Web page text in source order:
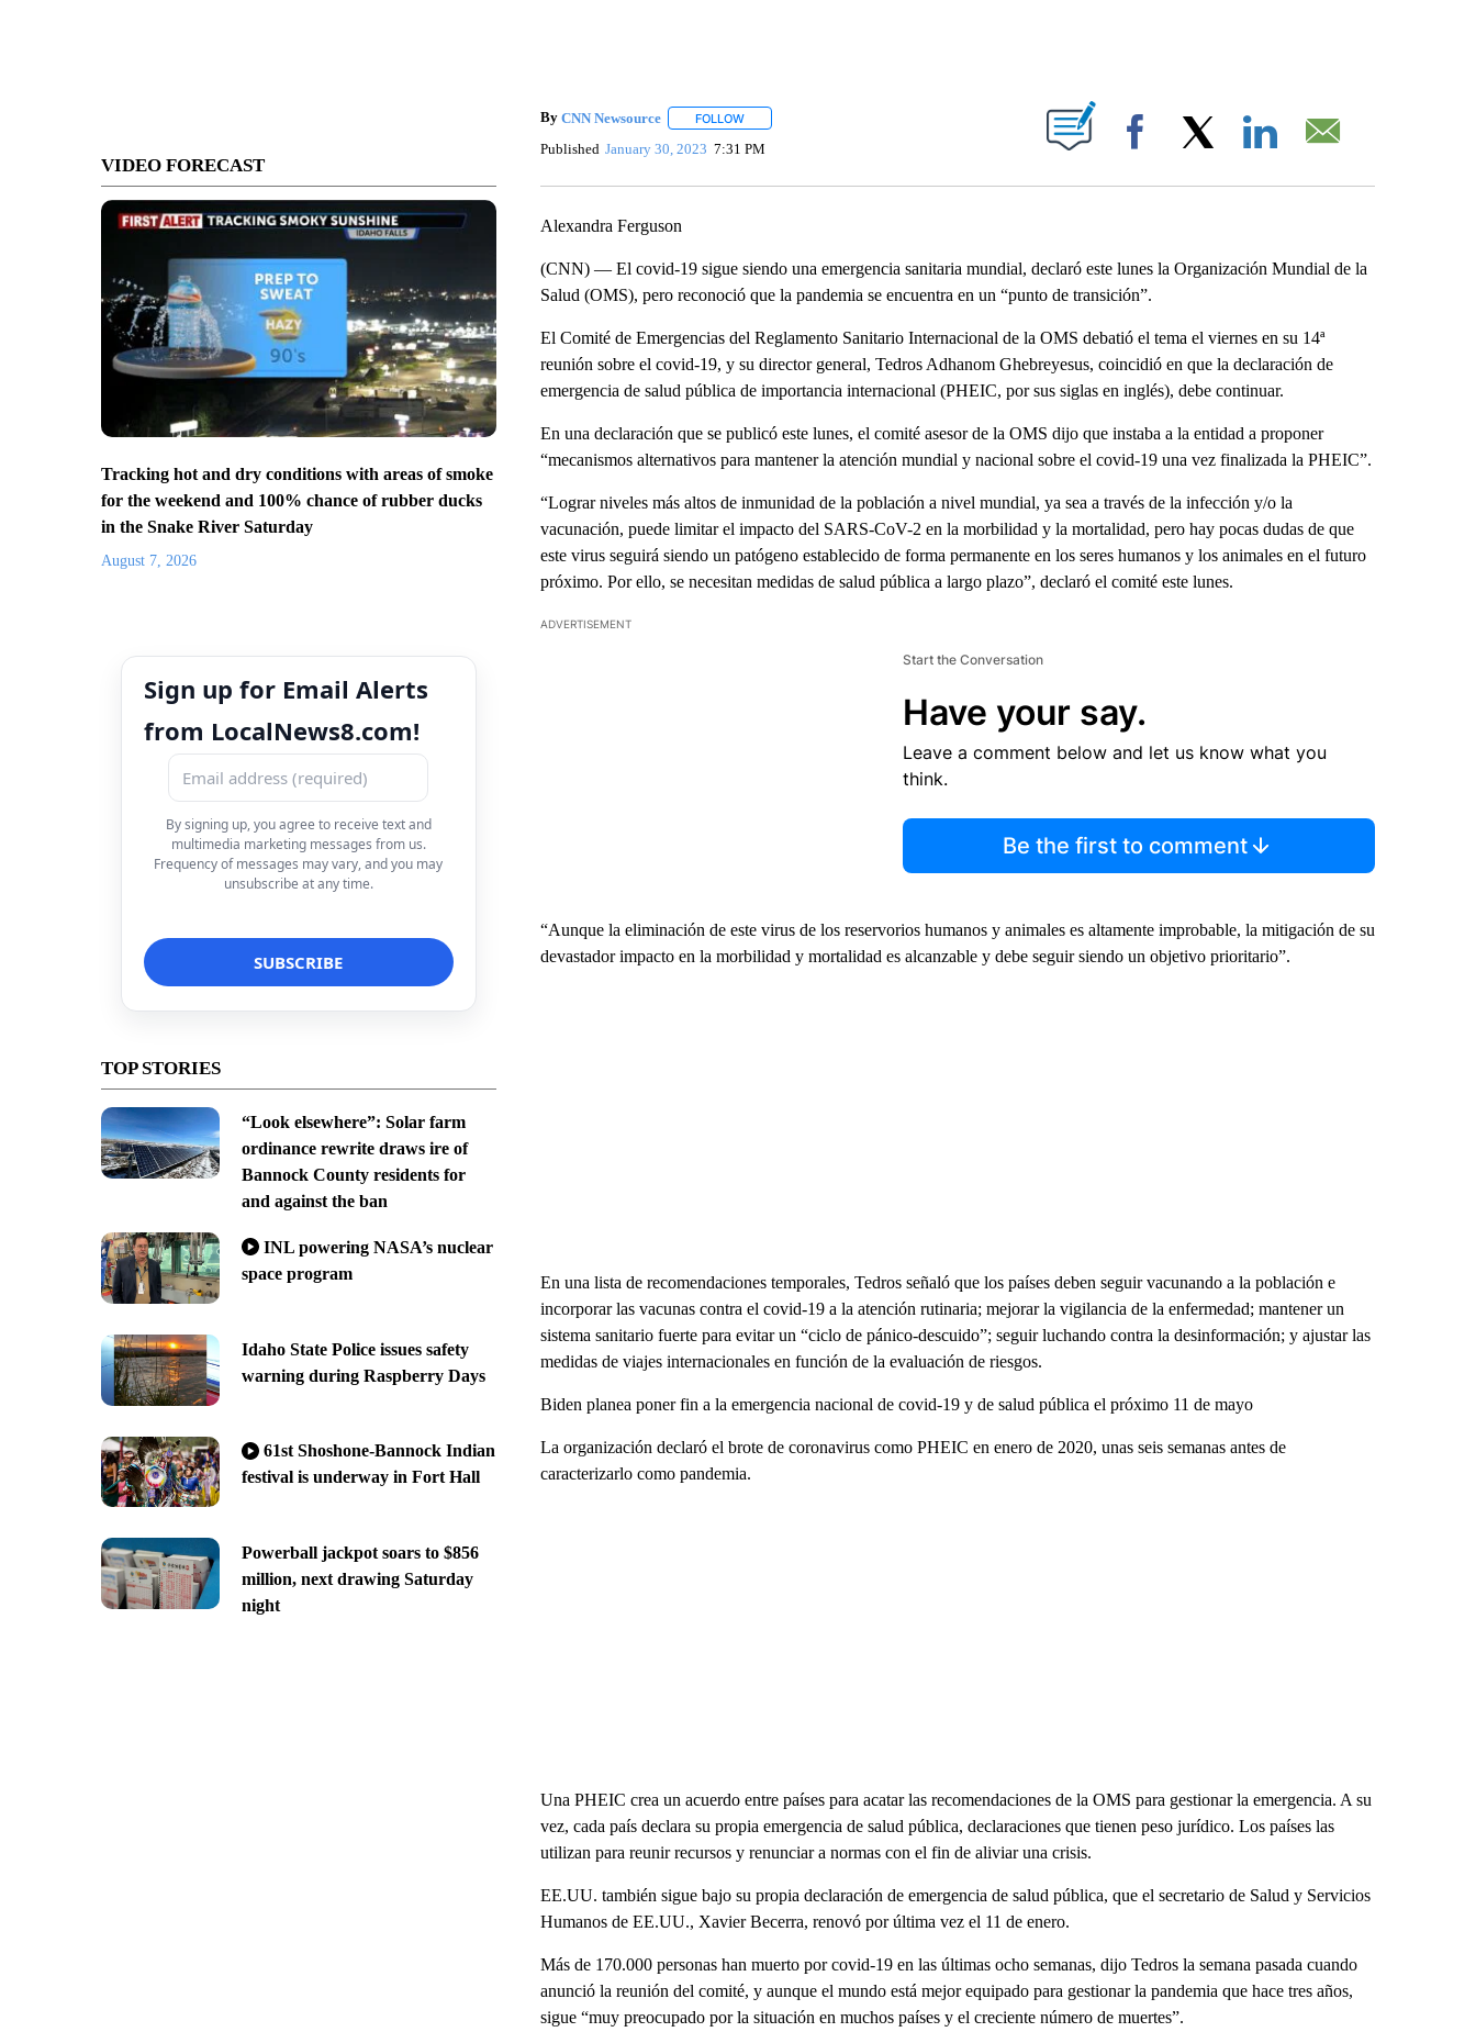
VIDEO FORECAST
Tracking hot and dry conditions with areas of smoke
for the weekend and 100% chance of rubber ducks
in the Snake River Saturday
August 7, 2026
Sign up for Email Alerts
from LocalNews8.com!
By signing up, you agree to receive text and
multimedia marketing messages from us.
Frequency of messages may vary, and you may
unsubscribe at any time.
TOP STORIES
“Look elsewhere”: Solar farm
ordinance rewrite draws ire of
Bannock County residents for
and against the ban
INL powering NASA’s nuclear
space program
Idaho State Police issues safety
warning during Raspberry Days
61st Shoshone-Bannock Indian
festival is underway in Fort Hall
Powerball jackpot soars to $856
million, next drawing Saturday
night
By CNN Newsource FOLLOWFOLLOW "" TO RECEIVE NOTIFICATIONS ABOUT NEW PAGES ON "".
Published January 30, 2023 7:31 PM Facebook
Alexandra Ferguson
(CNN) — El covid-19 sigue siendo una emergencia sanitaria mundial, declaró este lunes la Organización Mundial de la
Salud (OMS), pero reconoció que la pandemia se encuentra en un “punto de transición”.
El Comité de Emergencias del Reglamento Sanitario Internacional de la OMS debatió el tema el viernes en su 14ª
reunión sobre el covid-19, y su director general, Tedros Adhanom Ghebreyesus, coincidió en que la declaración de
emergencia de salud pública de importancia internacional (PHEIC, por sus siglas en inglés), debe continuar.
En una declaración que se publicó este lunes, el comité asesor de la OMS dijo que instaba a la entidad a proponer
“mecanismos alternativos para mantener la atención mundial y nacional sobre el covid-19 una vez finalizada la PHEIC”.
“Lograr niveles más altos de inmunidad de la población a nivel mundial, ya sea a través de la infección y/o la
vacunación, puede limitar el impacto del SARS-CoV-2 en la morbilidad y la mortalidad, pero hay pocas dudas de que
este virus seguirá siendo un patógeno establecido de forma permanente en los seres humanos y los animales en el futuro
próximo. Por ello, se necesitan medidas de salud pública a largo plazo”, declaró el comité este lunes.
ADVERTISEMENT
Start the Conversation
Have your say.
Leave a comment below and let us know what you
think.
Be the first to comment
“Aunque la eliminación de este virus de los reservorios humanos y animales es altamente improbable, la mitigación de su
devastador impacto en la morbilidad y mortalidad es alcanzable y debe seguir siendo un objetivo prioritario”.
En una lista de recomendaciones temporales, Tedros señaló que los países deben seguir vacunando a la población e
incorporar las vacunas contra el covid-19 a la atención rutinaria; mejorar la vigilancia de la enfermedad; mantener un
sistema sanitario fuerte para evitar un “ciclo de pánico-descuido”; seguir luchando contra la desinformación; y ajustar las
medidas de viajes internacionales en función de la evaluación de riesgos.
Biden planea poner fin a la emergencia nacional de covid-19 y de salud pública el próximo 11 de mayo
La organización declaró el brote de coronavirus como PHEIC en enero de 2020, unas seis semanas antes de
caracterizarlo como pandemia.
Una PHEIC crea un acuerdo entre países para acatar las recomendaciones de la OMS para gestionar la emergencia. A su
vez, cada país declara su propia emergencia de salud pública, declaraciones que tienen peso jurídico. Los países las
utilizan para reunir recursos y renunciar a normas con el fin de aliviar una crisis.
EE.UU. también sigue bajo su propia declaración de emergencia de salud pública, que el secretario de Salud y Servicios
Humanos de EE.UU., Xavier Becerra, renovó por última vez el 11 de enero.
Más de 170.000 personas han muerto por covid-19 en las últimas ocho semanas, dijo Tedros la semana pasada cuando
anunció la reunión del comité, y aunque el mundo está mejor equipado para gestionar la pandemia que hace tres años,
sigue “muy preocupado por la situación en muchos países y el creciente número de muertes”.